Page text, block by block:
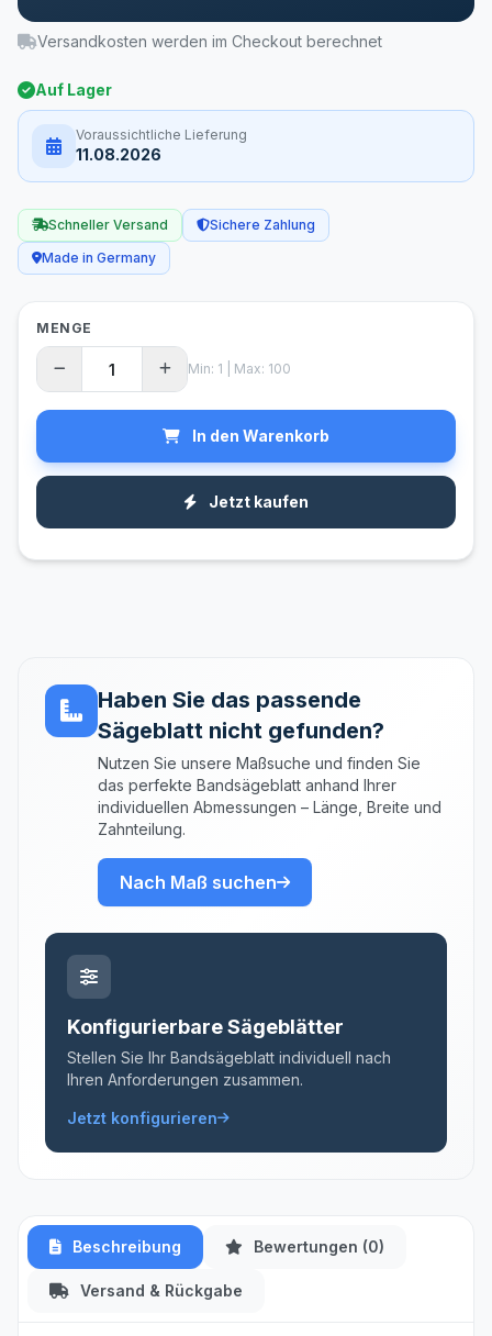
Versandkosten werden im Checkout berechnet
Auf Lager
Voraussichtliche Lieferung
11.08.2026
Schneller Versand
Sichere Zahlung
Made in Germany
MENGE
Min: 1 | Max: 100
In den Warenkorb
Jetzt kaufen
Haben Sie das passende
Sägeblatt nicht gefunden?
Nutzen Sie unsere Maßsuche und finden Sie
das perfekte Bandsägeblatt anhand Ihrer
individuellen Abmessungen – Länge, Breite und
Zahnteilung.
Nach Maß suchen
Konfigurierbare Sägeblätter
Stellen Sie Ihr Bandsägeblatt individuell nach
Ihren Anforderungen zusammen.
Jetzt konfigurieren
Beschreibung Bewertungen (0)
Versand & Rückgabe